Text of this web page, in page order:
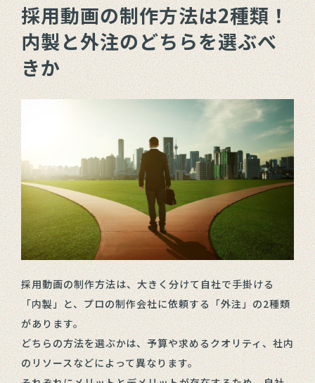
採用動画の制作方法は2種類！
内製と外注のどちらを選ぶべ
きか
採用動画の制作方法は、大きく分けて自社で手掛ける
「内製」と、プロの制作会社に依頼する「外注」の2種類
があります。
どちらの方法を選ぶかは、予算や求めるクオリティ、社内
のリソースなどによって異なります。